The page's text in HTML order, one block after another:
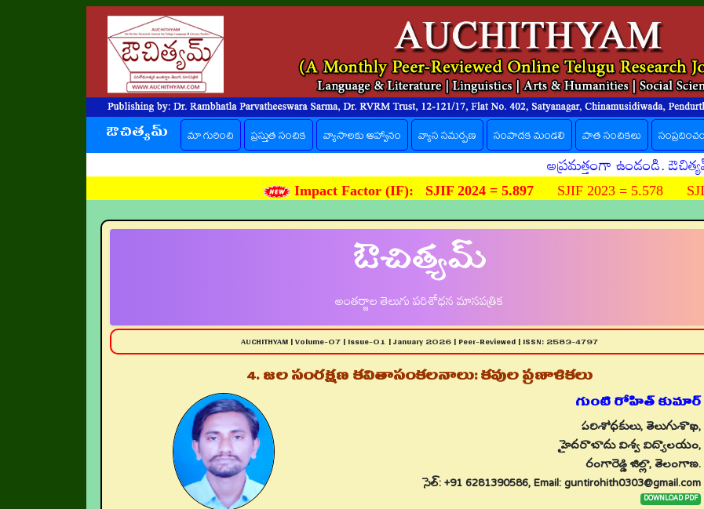
ఔచిత్యమ్ మా గురించి ప్రస్తుత సంచిక (current)
వ్యాసాలకు ఆహ్వానం వ్యాస సమర్పణ సంపాదక మండలి పాత సంచికలు
అప్రమత్తంగా ఉండండి. ఔచిత్యమ్
Impact Factor (IF): SJIF 2024 = 5.897SJIF 2023 = 5.578 SJIF
ఔచిత్యమ్
అంతర్జాల తెలుగు పరిశోధన మాసపత్రిక
AUCHITHYAM | Volume-07 | Issue-01 | January 2026 | Peer-Reviewed | ISSN: 2583-4797
4. జల సంరక్షణ కవితాసంకలనాలు: కవుల ప్రణాళికలు
గుంటి రోహిత్ కుమార్
పరిశోధకులు, తెలుగుశాఖ,
హైదరాబాదు విశ్వ విద్యాలయం,
రంగారెడ్డి జిల్లా, తెలంగాణ.
సెల్: +91 6281390586, Email: guntirohith0303@gmail.com
DOWNLOAD PDF